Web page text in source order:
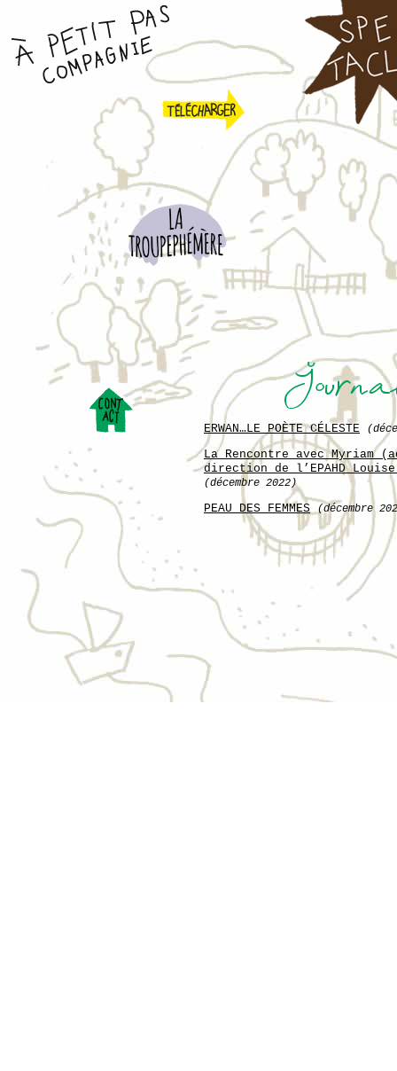
ERWAN…LE POÈTE CÉLESTE
La Rencontre avec Myriam
direction de l’EPAHD
(décembre 2022)
PEAU DES FEMMES (décembre